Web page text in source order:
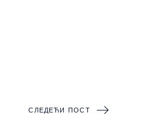
СЛЕДЕЋИ ПОСТ